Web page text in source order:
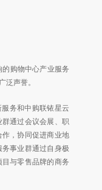
购物中心产业服务
泛声誉。
务和中购联铱星云
通过会议会展、职
，协同促进商业地
事业群通过自身极
与零售品牌的商务